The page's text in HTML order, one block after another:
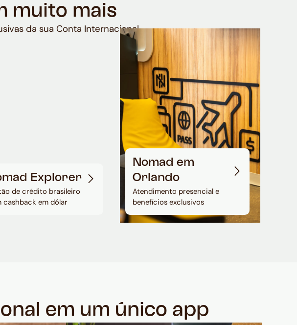
muito mais
da sua Conta Internacional
Explorer
de crédito brasileiro
cashback em dólar
Nomad em
Orlando
Atendimento presencial e
benefícios exclusivos
em um único app